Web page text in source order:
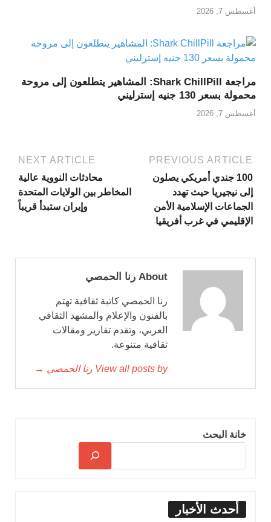
أغسطس 7, 2026
مراجعة Shark ChillPill: المشاهير يتطلعون إلى مروحة
محمولة بسعر 130 جنيه إسترليني
أغسطس 7, 2026
PREVIOUS ARTICLE
100 جندي أمريكي يصلون
إلى نيجيريا حيث تهدد
الجماعات الإسلامية الأمن
الإقليمي في غرب أفريقيا
NEXT ARTICLE
محادثات النووية عالية
المخاطر بين الولايات المتحدة
وإيران ستبدأ قريباً
About رنا الحمصي
رنا الحمصي كاتبة ثقافية تهتم
بالفنون والإعلام والمشهد الثقافي
العربي، وتقدم تقارير ومقالات
ثقافية متنوعة.
View all posts by رنا الحمصي →
خانة البحث
أحدث الأخبار